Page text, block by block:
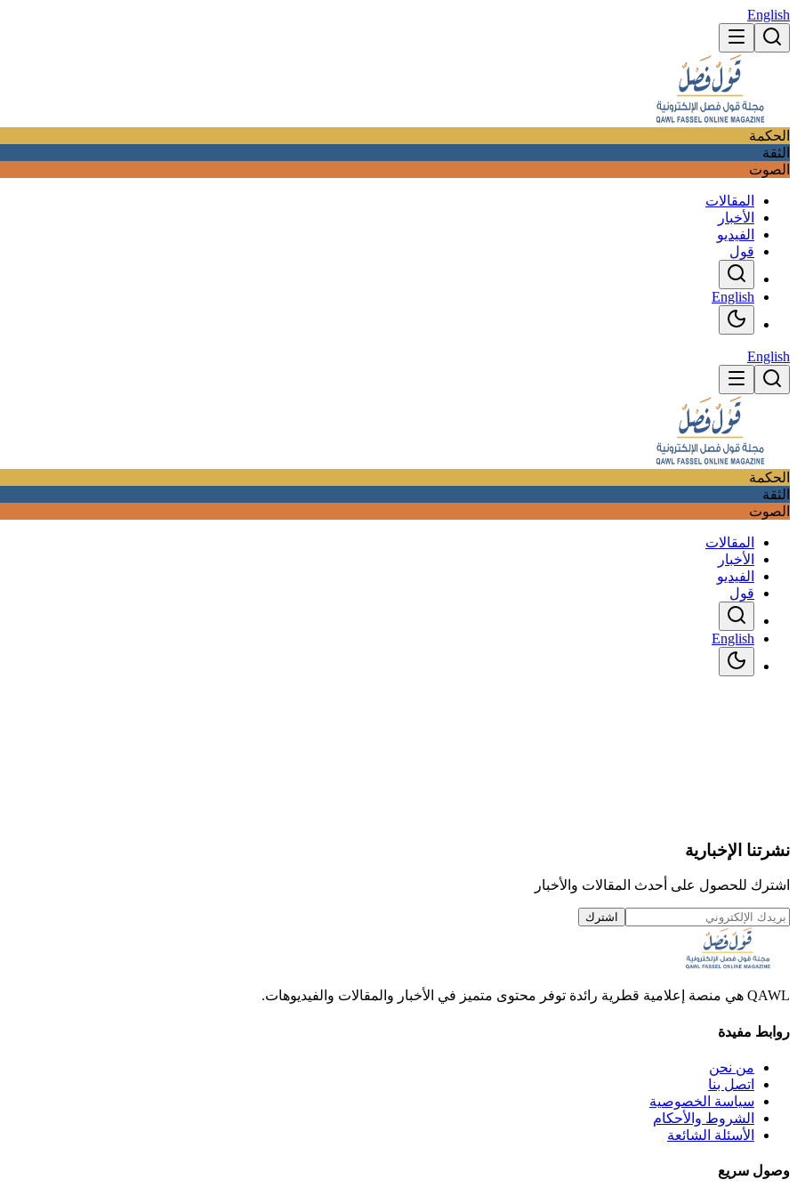
English
الحكمة
الثقة
الصوت
المقالات
الأخبار
الفيديو
قول
English
English
الحكمة
الثقة
الصوت
المقالات
الأخبار
الفيديو
قول
English
نشرتنا الإخبارية
اشترك للحصول على أحدث المقالات والأخبار
اشترك
QAWL هي منصة إعلامية قطرية رائدة توفر محتوى متميز في الأخبار والمقالات والفيديوهات.
روابط مفيدة
من نحن
اتصل بنا
سياسة الخصوصية
الشروط والأحكام
الأسئلة الشائعة
وصول سريع